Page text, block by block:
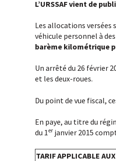
L’URSSAF vient de
Les allocations versées
véhicule personnel à
barème kilométrique
Un arrêté du 26 février
et les deux-roues.
Du point de vue fiscal,
En paye, au titre du
du 1er janvier 2015
TARIF APPLICABLE